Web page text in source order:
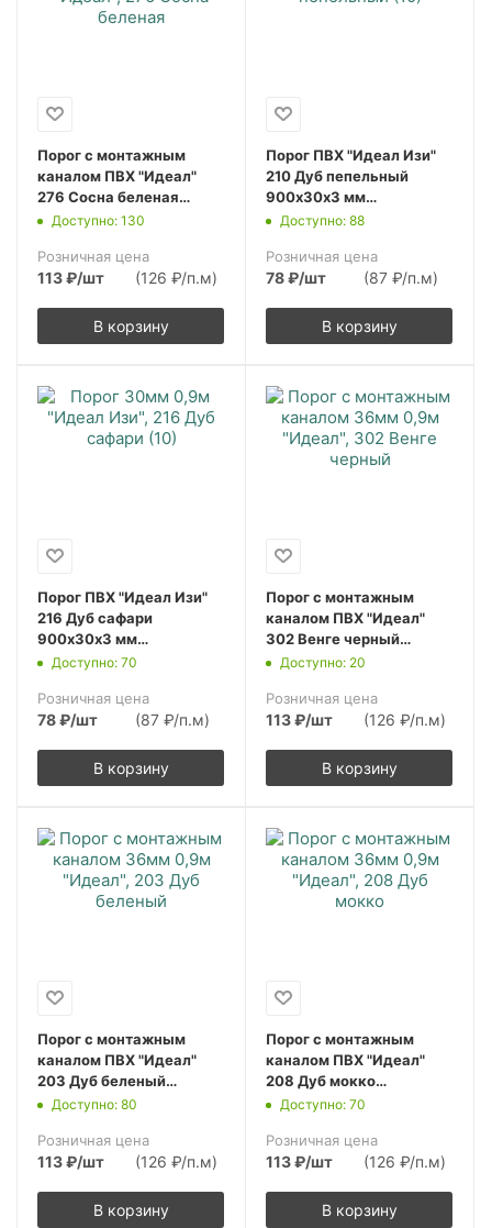
Порог с монтажным
каналом ПВХ "Идеал"
276 Сосна беленая
900х36х5,5 мм
Доступно: 130
Розничная цена
113₽/шт (126 ₽/п.м)
В корзину
Порог ПВХ "Идеал Изи"
210 Дуб пепельный
900х30х3 мм
(10шт.упак.)
Доступно: 88
Розничная цена
78₽/шт (87 ₽/п.м)
В корзину
Порог ПВХ "Идеал Изи"
216 Дуб сафари
900х30х3 мм
(10шт.упак.)
Доступно: 70
Розничная цена
78₽/шт (87 ₽/п.м)
В корзину
Порог с монтажным
каналом ПВХ "Идеал"
302 Венге черный
900х36х5,5 мм
Доступно: 20
Розничная цена
113₽/шт (126 ₽/п.м)
В корзину
Порог с монтажным
каналом ПВХ "Идеал"
203 Дуб беленый
900х36х5,5 мм
Доступно: 80
Розничная цена
113₽/шт (126 ₽/п.м)
В корзину
Порог с монтажным
каналом ПВХ "Идеал"
208 Дуб мокко
900х36х5,5 мм
Доступно: 70
Розничная цена
113₽/шт (126 ₽/п.м)
В корзину